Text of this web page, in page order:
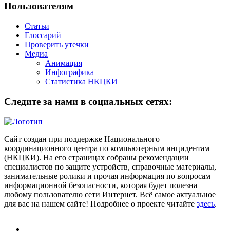
Пользователям
Статьи
Глоссарий
Проверить утечки
Медиа
Анимация
Инфографика
Статистика НКЦКИ
Следите за нами в социальных сетях:
Сайт создан при поддержке Национального
координационного центра по компьютерным инцидентам
(НКЦКИ). На его страницах собраны рекомендации
специалистов по защите устройств, справочные материалы,
занимательные ролики и прочая информация по вопросам
информационной безопасности, которая будет полезна
любому пользователю сети Интернет. Всё самое актуальное
для вас на нашем сайте! Подробнее о проекте читайте здесь.